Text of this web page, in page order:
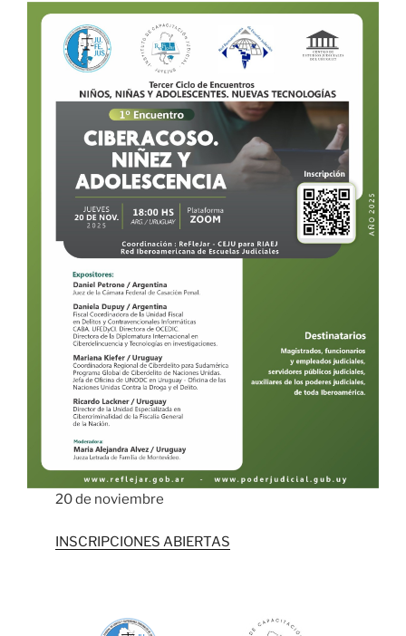
20 de noviembre
INSCRIPCIONES ABIERTAS